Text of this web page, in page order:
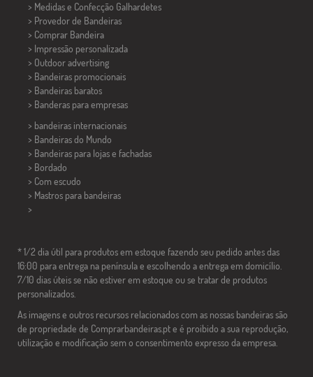
> Medidas e Confecção Galhardetes
> Provedor de Bandeiras
> Comprar Bandeira
> Impressão personalizada
> Outdoor advertising
> Bandeiras promocionais
> Bandeiras baratos
> Banderas para empresas
> bandeiras internacionais
> Bandeiras do Mundo
> Bandeiras para lojas e fachadas
> Bordado
> Com escudo
> Mastros para bandeiras
>
* 1/2 dia útil para produtos em estoque fazendo seu pedido antes das
16:00 para entrega na península e escolhendo a entrega em domicílio.
7/10 dias úteis se não estiver em estoque ou se tratar de produtos
personalizados.
As imagens e outros recursos relacionados com as nossas bandeiras são
de propriedade de Comprarbandeiras.pt e é proibido a sua reprodução,
utilização e modificação sem o consentimento expresso da empresa.